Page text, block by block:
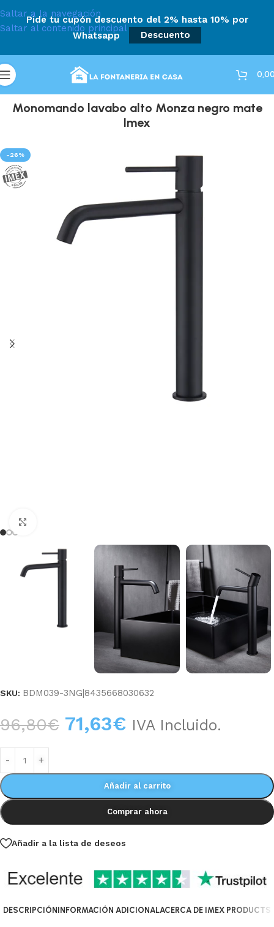
Saltar a la navegación
Saltar al contenido principal
Pide tu cupón descuento del 2% hasta 10% por
Whatsapp
Descuento
Monomando lavabo alto Monza negro mate
Imex
-26%
SKU: BDM039-3NG|8435668030632
96,80€ 71,63€ IVA Incluido.
Añadir al carrito
Comprar ahora
Añadir a la lista de deseos
DESCRIPCIÓNINFORMACIÓN ADICIONALACERCA DE IMEX PRODUCTS